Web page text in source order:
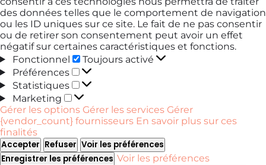
des données telles que le comportement de navigation
ou les ID uniques sur ce site. Le fait de ne pas consentir
ou de retirer son consentement peut avoir un effet
négatif sur certaines caractéristiques et fonctions.
Fonctionnel
Fonctionnel
Toujours activé
Préférences
Préférences
Statistiques
Statistiques
Marketing
Marketing
Gérer les options Gérer les services Gérer
{vendor_count} fournisseurs En savoir plus sur ces
finalités
Accepter Refuser Voir les préférences
Enregistrer les préférences Voir les préférences